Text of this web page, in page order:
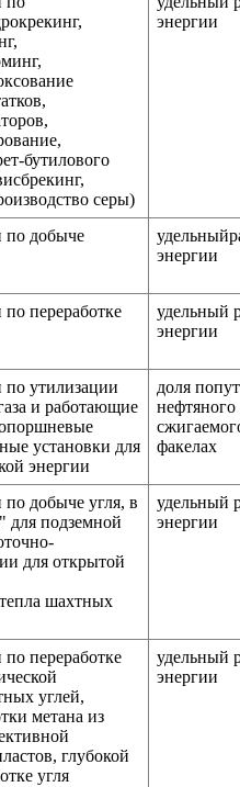
бутилового
серы)
энергии
по добыче
энергии
переработке
удельный
энергии
утилизации
и работающие
установки для
энергии
доля
нефтяного
факелах
добыче угля, в
для подземной
для открытой
шахтных
удельный
энергии
переработке
углей,
метана из
глубокой
угля
удельный
энергии